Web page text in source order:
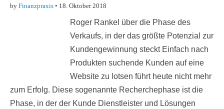
by Finanzpraxis • 18. Oktober 2018
Roger Rankel über die Phase des
Verkaufs, in der das größte Potenzial zur
Kundengewinnung steckt Einfach nach
Produkten suchende Kunden auf eine
Website zu lotsen führt heute nicht mehr
zum Erfolg. Diese sogenannte Recherchephase ist die
Phase, in der der Kunde Dienstleister und Lösungen